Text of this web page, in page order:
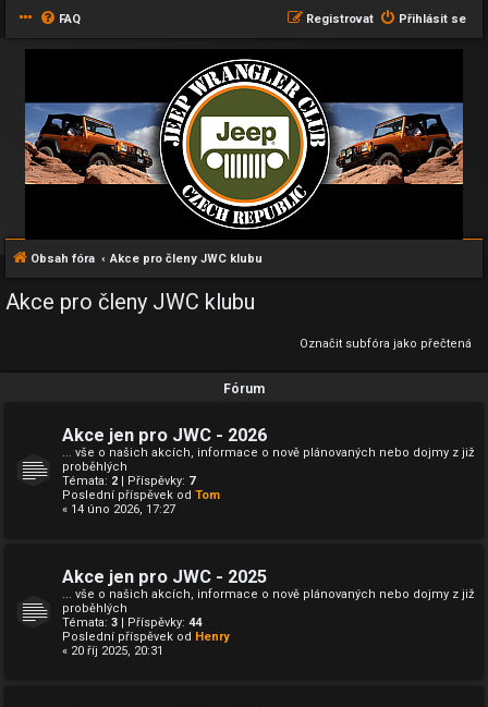
FAQ Přihlásit se
Registrovat
Obsah fóra Akce pro členy JWC klubu
Akce pro členy JWC klubu
Označit subfóra jako přečtená
Fórum
Akce jen pro JWC - 2026
... vše o našich akcích, informace o nově plánovaných nebo dojmy z již
proběhlých
Témata: 2 | Příspěvky: 7
Poslední příspěvek od Tom
« 14 úno 2026, 17:27
Akce jen pro JWC - 2025
... vše o našich akcích, informace o nově plánovaných nebo dojmy z již
proběhlých
Témata: 3 | Příspěvky: 44
Poslední příspěvek od Henry
« 20 říj 2025, 20:31